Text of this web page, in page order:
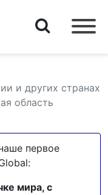
и других странах
область
первое
мира, с